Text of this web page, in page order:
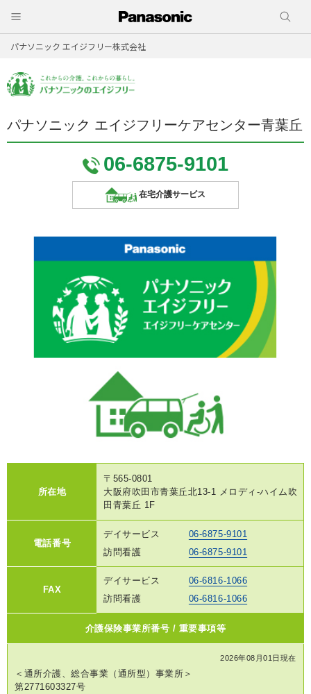
パナソニック エイジフリー株式会社
パナソニック エイジフリーケアセンター青葉丘
06-6875-9101
在宅介護サービス
所在地
〒565-0801
大阪府吹田市青葉丘北13-1 メロディ-ハイム吹
田青葉丘 1F
電話番号
デイサービス
06-6875-9101
訪問看護
06-6875-9101
FAX
デイサービス
06-6816-1066
訪問看護
06-6816-1066
介護保険事業所番号 / 重要事項等
2026年08月01日現在
＜通所介護、総合事業（通所型）事業所＞
第2771603327号